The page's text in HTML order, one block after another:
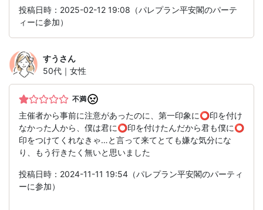
投稿日時：2025-02-12 19:08（パレプラン平安閣のパーテ
ィーに参加）
すう さん
50代｜女性
不満
主催者から事前に注意があったのに、第一印象に⭕️印を付け
なかった人から、僕は君に⭕️印を付けたんだから君も僕に⭕️
印をつけてくれなきゃ…と言って来てとても嫌な気分にな
り、もう行きたく無いと思いました
投稿日時：2024-11-11 19:54（パレプラン平安閣のパーティ
ーに参加）